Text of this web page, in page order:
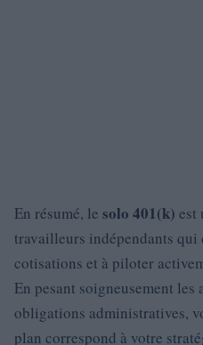
En résumé, le solo 401(k) est
travailleurs indépendants
cotisations et à piloter
En pesant soigneusement les
obligations administratives,
plan correspond à votre